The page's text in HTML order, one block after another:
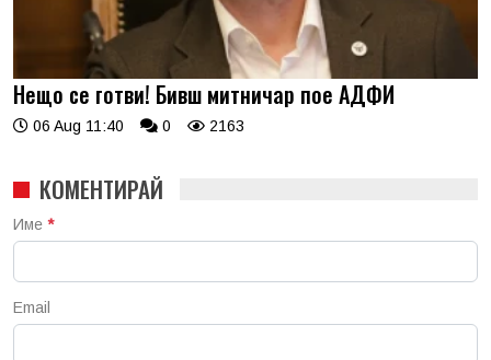
Нещо се готви! Бивш митничар пое АДФИ
06 Aug 11:40 0 2163
КОМЕНТИРАЙ
Име *
Email